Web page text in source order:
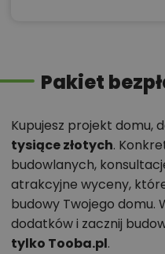
Pakiet
Kupujesz projekt domu,
tysiące złotych.
budowlanych,
atrakcyjne wyceny,
budowy Twojego domu.
dodatków i zacznij
tylko Tooba.pl.